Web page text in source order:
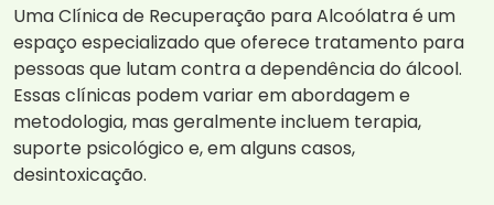
Uma Clínica de Recuperação para Alcoólatra é um
espaço especializado que oferece tratamento para
pessoas que lutam contra a dependência do álcool.
Essas clínicas podem variar em abordagem e
metodologia, mas geralmente incluem terapia,
suporte psicológico e, em alguns casos,
desintoxicação.